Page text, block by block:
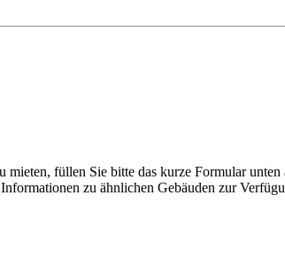
füllen Sie bitte das kurze Formular
zu ähnlichen Gebäuden zur